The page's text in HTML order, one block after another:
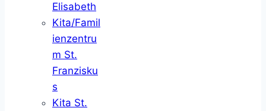
Elisabeth
Kita/Famil
ienzentru
m St.
Franzisku
s
Kita St.